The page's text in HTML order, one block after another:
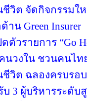
วิต จัดกิจกรรมใ
น Green Insurer
ตัวรายการ “Go
นวงใน ชวนคนไ
วิต ฉลองครบรอบ
3 ผู้บริหารระดับ